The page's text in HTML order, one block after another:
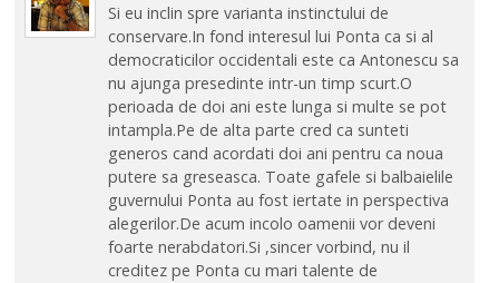
Si eu inclin spre varianta instinctului de
conservare.In fond interesul lui Ponta ca si al
democraticilor occidentali este ca Antonescu sa
nu ajunga presedinte intr-un timp scurt.O
perioada de doi ani este lunga si multe se pot
intampla.Pe de alta parte cred ca sunteti
generos cand acordati doi ani pentru ca noua
putere sa greseasca. Toate gafele si balbaielile
guvernului Ponta au fost iertate in perspectiva
alegerilor.De acum incolo oamenii vor deveni
foarte nerabdatori.Si ,sincer vorbind, nu il
creditez pe Ponta cu mari talente de